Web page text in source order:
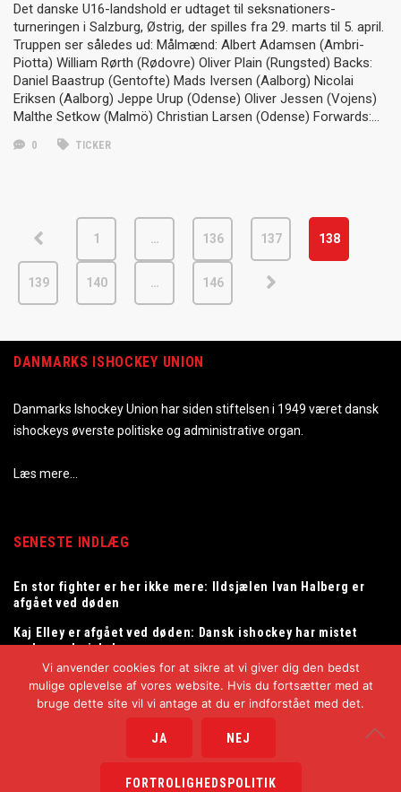
Det danske U16-landshold er udtaget til seksnationers-
turneringen i Salzburg, Østrig, der spilles fra 29. marts til 5. april.
Truppen ser således ud: Målmænd: Albert Adamsen (Ambri-
Piotta) William Rørth (Rødovre) Oliver Plain (Rungsted) Backs:
Daniel Baastrup (Gentofte) Mads Iversen (Aalborg) Nicolai
Eriksen (Aalborg) Jeppe Urup (Odense) Oliver Jessen (Vojens)
Malthe Setkow (Malmö) Christian Larsen (Odense) Forwards:…
0 TICKER
1 … 136 137 138
139 140 … 146
DANMARKS ISHOCKEY UNION
Danmarks Ishockey Union har siden stiftelsen i 1949 været dansk
ishockeys øverste politiske og administrative organ.
Læs mere…
SENESTE INDLÆG
En stor fighter er her ikke mere: Ildsjælen Ivan Halberg er
afgået ved døden
Kaj Elley er afgået ved døden: Dansk ishockey har mistet
en legendarisk dommer
Tommy Samuelsson ny landstræner for herrelandsholdet
Copyright © 2025
Vi anvender cookies for at sikre at vi giver dig den bedst
mulige oplevelse af vores website. Hvis du fortsætter med at
bruge dette site vil vi antage at du er indforstået med det.
JA NEJ
FORTROLIGHEDSPOLITIK